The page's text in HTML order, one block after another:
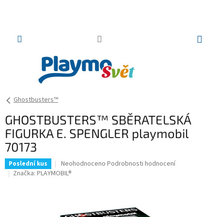
Ghostbusters™
GHOSTBUSTERS™ SBĚRATELSKÁ
FIGURKA E. SPENGLER playmobil
70173
Poslední kus
Průměrné
hodnocení
Neohodnoceno Podrobnosti hodnocení
Značka: PLAYMOBIL®